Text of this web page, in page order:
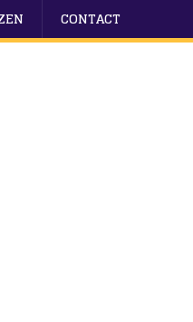
CONTACT